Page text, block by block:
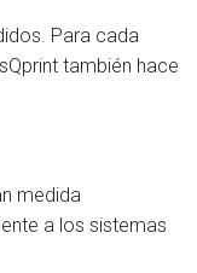
Para cada
también hace
medida
a los sistemas